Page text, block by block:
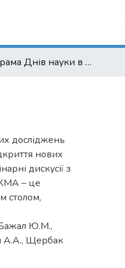
Програма Днів науки в НаУКМА - 2006
досліджень
нових
дискусії з
– це
столом,
Ю.М.,
А.А., Щербак